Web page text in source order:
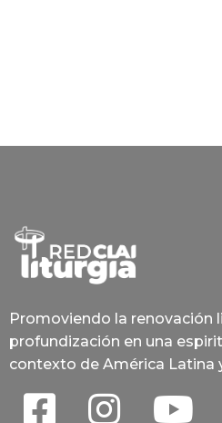
Promoviendo la renovación
profundización en una
contexto de América Latina